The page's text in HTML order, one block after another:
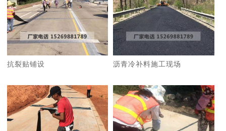
抗裂贴铺设 沥青冷补料施工现场